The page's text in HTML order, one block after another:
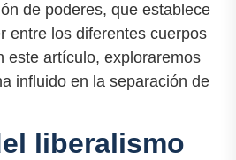
de poderes, que establece
entre los diferentes cuerpos
este artículo, exploraremos
influido en la separación de
liberalismo